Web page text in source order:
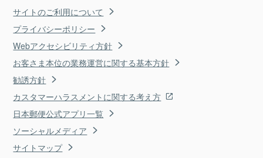
サイトのご利用について
プライバシーポリシー
Webアクセシビリティ方針
お客さま本位の業務運営に関する基本方針
勧誘方針
カスタマーハラスメントに関する考え方
日本郵便公式アプリ一覧
ソーシャルメディア
サイトマップ